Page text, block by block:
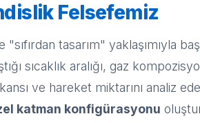
Felsefemiz
tasarım" yaklaşımıyla
sıcaklık aralığı, gaz
ve hareket miktarını analiz
katman konfigürasyonu